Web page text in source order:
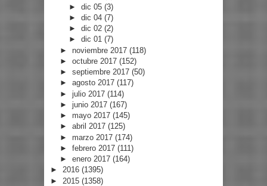
►dic 05(3)
►dic 04(7)
►dic 02(2)
►dic 01(7)
► noviembre 2017 (118)
► octubre 2017 (152)
► septiembre 2017 (50)
► agosto 2017 (117)
► julio 2017 (114)
► junio 2017 (167)
► mayo 2017 (145)
► abril 2017 (125)
► marzo 2017 (174)
► febrero 2017 (111)
► enero 2017 (164)
► 2016 (1395)
► 2015 (1358)